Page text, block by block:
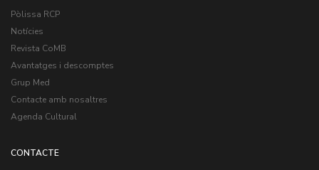
Pòlissa RCP
Notícies
Revista CoMB
Avantatges i descomptes
Grup Med
Contacte amb nosaltres
Agenda Cultural
CONTACTE